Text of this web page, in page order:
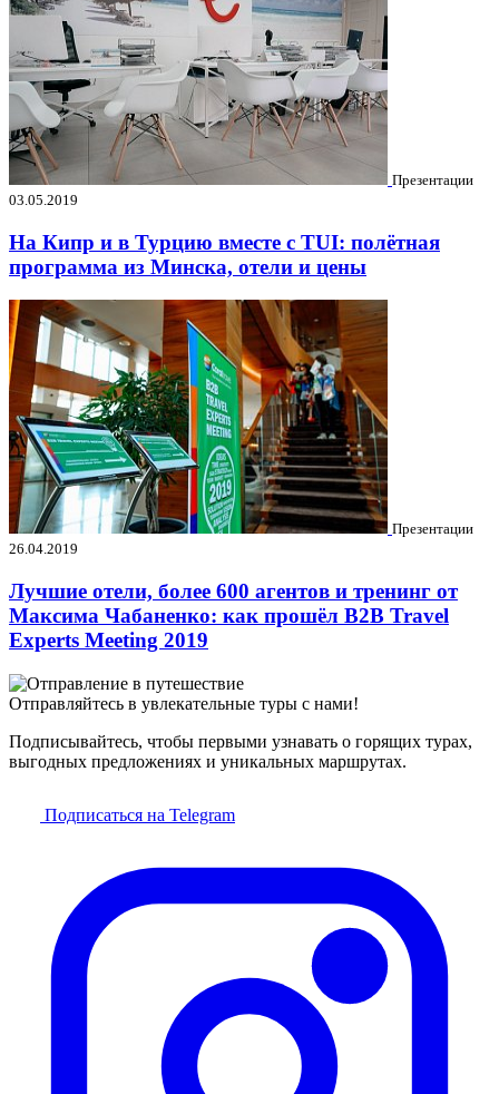
Презентации
03.05.2019
На Кипр и в Турцию вместе с TUI: полётная
программа из Минска, отели и цены
Презентации
26.04.2019
Лучшие отели, более 600 агентов и тренинг от
Максима Чабаненко: как прошёл B2B Travel
Experts Meeting 2019
Отправляйтесь в увлекательные туры с нами!
Подписывайтесь, чтобы первыми узнавать о горящих турах,
выгодных предложениях и уникальных маршрутах.
Подписаться на Telegram